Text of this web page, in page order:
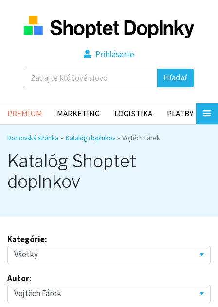
Hľadať
Prihlásenie
PREMIUM MARKETING LOGISTIKA PLATBY
Domovská stránka Katalóg doplnkov Vojtěch Fárek
Katalóg Shoptet
doplnkov
Kategórie:
Autor: